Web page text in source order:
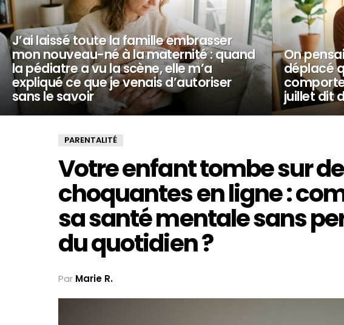
J’ai laissé toute la famille embrasser
mon nouveau-né à la maternité : quand
la pédiatre a vu la scène, elle m’a
expliqué ce que je venais d’autoriser
sans le savoir
On
déplacé
juillet dit
PARENTALITÉ
Votre enfant tombe sur
choquantes en ligne :
sa santé mentale sans
du quotidien ?
Par Marie R.